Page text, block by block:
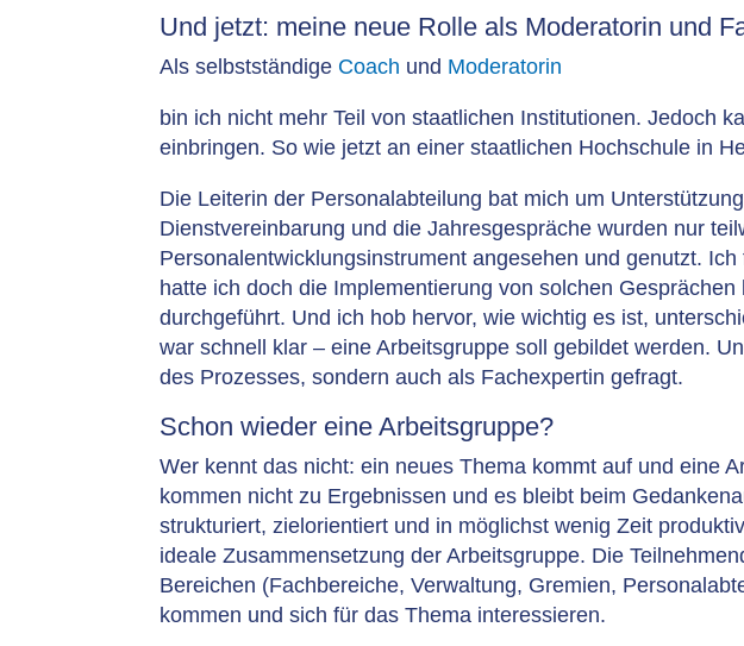
Und jetzt: meine neue Rolle als Moderatorin und
Als selbstständige Coach und Moderatorin
bin ich nicht mehr Teil von staatlichen Institutionen. Jedoch
einbringen. So wie jetzt an einer staatlichen Hochschule in
Die Leiterin der Personalabteilung bat mich um
Dienstvereinbarung und die Jahresgespräche wurden nur
Personalentwicklungsinstrument angesehen und genutzt.
hatte ich doch die Implementierung von solchen
durchgeführt. Und ich hob hervor, wie wichtig es ist,
war schnell klar – eine Arbeitsgruppe soll gebildet werden.
des Prozesses, sondern auch als Fachexpertin gefragt.
Schon wieder eine Arbeitsgruppe?
Wer kennt das nicht: ein neues Thema kommt auf und eine
kommen nicht zu Ergebnissen und es bleibt beim
strukturiert, zielorientiert und in möglichst wenig Zeit
ideale Zusammensetzung der Arbeitsgruppe. Die
Bereichen (Fachbereiche, Verwaltung, Gremien,
kommen und sich für das Thema interessieren.